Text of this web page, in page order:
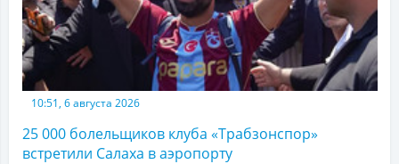
10:51, 6 августа 2026
25 000 болельщиков клуба «Трабзонспор»
встретили Салаха в аэропорту